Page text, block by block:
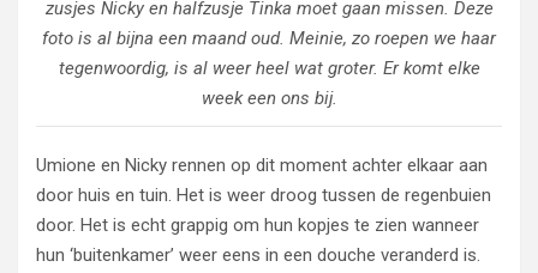
zusjes Nicky en halfzusje Tinka moet gaan missen. Deze
foto is al bijna een maand oud. Meinie, zo roepen we haar
tegenwoordig, is al weer heel wat groter. Er komt elke
week een ons bij.
Umione en Nicky rennen op dit moment achter elkaar aan
door huis en tuin. Het is weer droog tussen de regenbuien
door. Het is echt grappig om hun kopjes te zien wanneer
hun ‘buitenkamer’ weer eens in een douche veranderd is.